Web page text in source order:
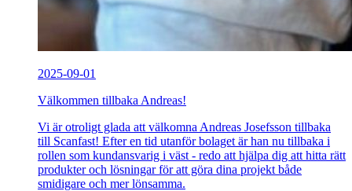
2025-09-01
Välkommen tillbaka Andreas!
Vi är otroligt glada att välkomna Andreas Josefsson tillbaka
till Scanfast! Efter en tid utanför bolaget är han nu tillbaka i
rollen som kundansvarig i väst - redo att hjälpa dig att hitta rätt
produkter och lösningar för att göra dina projekt både
smidigare och mer lönsamma.